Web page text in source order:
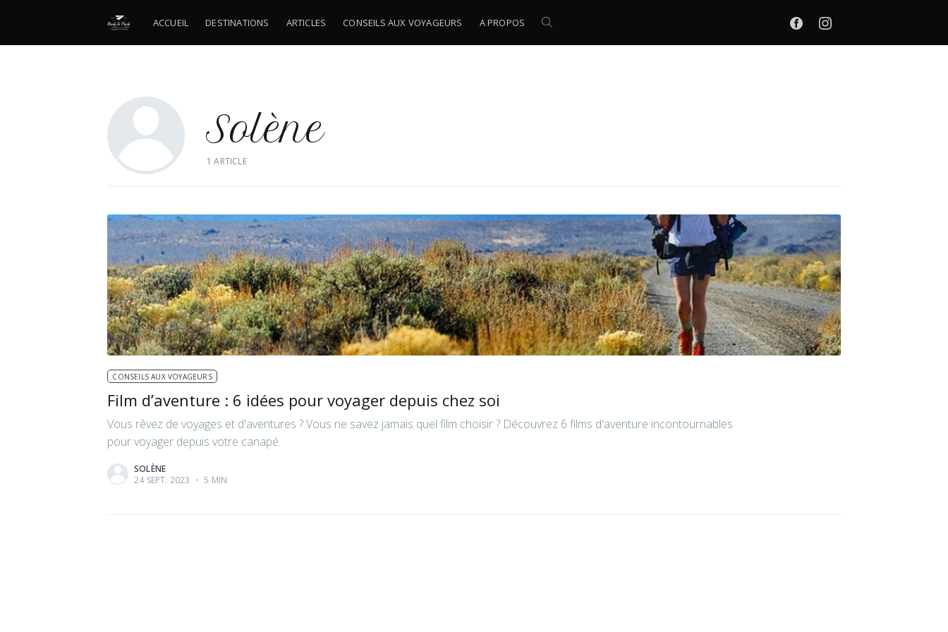
ACCUEIL DESTINATIONS ARTICLES CONSEILS AUX VOYAGEURS A PROPOS
Solène
1 ARTICLE
CONSEILS AUX VOYAGEURS
Film d’aventure : 6 idées pour voyager depuis chez soi
Vous rêvez de voyages et d'aventures ? Vous ne savez jamais quel film choisir ? Découvrez 6 films d'aventure incontournables
pour voyager depuis votre canapé.
SOLÈNE
24 SEPT. 2023 • 5 MIN